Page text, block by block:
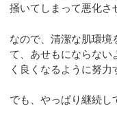
掻いてしまって悪化さ
なので、清潔な肌環境
て、あせもにならない
く良くなるように努力
でも、やっぱり継続し